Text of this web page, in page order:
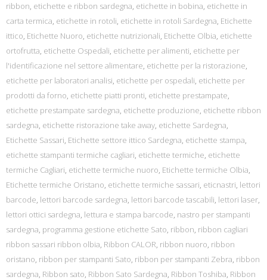
ribbon, etichette e ribbon sardegna, etichette in bobina, etichette in
carta termica, etichette in rotoli, etichette in rotoli Sardegna, Etichette
ittico, Etichette Nuoro, etichette nutrizionali, Etichette Olbia, etichette
ortofrutta, etichette Ospedali, etichette per alimenti, etichette per
l'identificazione nel settore alimentare, etichette per la ristorazione,
etichette per laboratori analisi, etichette per ospedali, etichette per
prodotti da forno, etichette piatti pronti, etichette prestampate,
etichette prestampate sardegna, etichette produzione, etichette ribbon
sardegna, etichette ristorazione take away, etichette Sardegna,
Etichette Sassari, Etichette settore ittico Sardegna, etichette stampa,
etichette stampanti termiche cagliari, etichette termiche, etichette
termiche Cagliari, etichette termiche nuoro, Etichette termiche Olbia,
Etichette termiche Oristano, etichette termiche sassari, eticnastri, lettori
barcode, lettori barcode sardegna, lettori barcode tascabili, lettori laser,
lettori ottici sardegna, lettura e stampa barcode, nastro per stampanti
sardegna, programma gestione etichette Sato, ribbon, ribbon cagliari
ribbon sassari ribbon olbia, Ribbon CALOR, ribbon nuoro, ribbon
oristano, ribbon per stampanti Sato, ribbon per stampanti Zebra, ribbon
sardegna, Ribbon sato, Ribbon Sato Sardegna, Ribbon Toshiba, Ribbon